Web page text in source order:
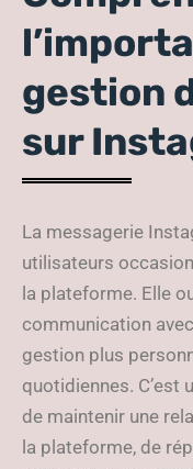
gestion
sur
La messagerie
utilisateurs
la plateforme. Elle
communication
gestion plus
quotidiennes. C’est
de maintenir une
la plateforme, de